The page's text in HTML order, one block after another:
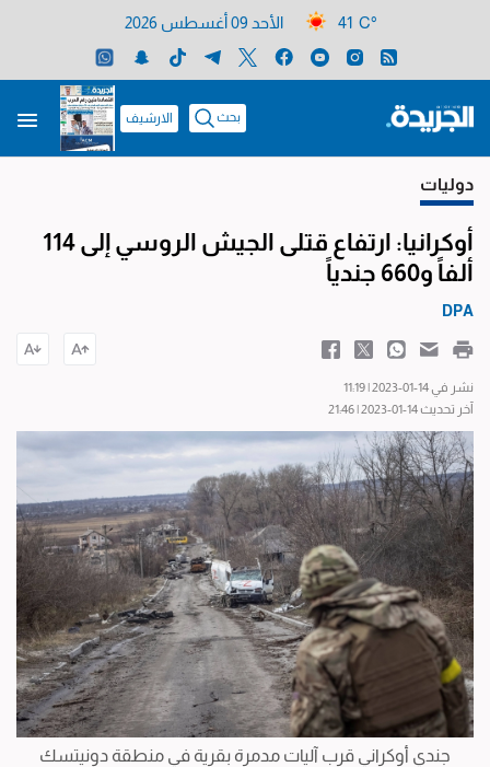
41 C° الأحد 09 أغسطس 2026
بحث الارشيف
دوليات
أوكرانيا: ارتفاع قتلى الجيش الروسي إلى 114
ألفاً و660 جندياً
DPA
نشر في 14-01-2023 | 11:19
آخر تحديث 14-01-2023 | 21:46
جندي أوكراني قرب آليات مدمرة بقرية في منطقة دونيتسك